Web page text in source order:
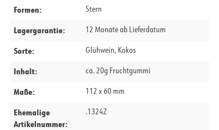
Formen: Stern
Lagergarantie: 12 Monate ab Lieferdatum
Sorte: Glühwein, Kokos
Inhalt: ca. 20g Fruchtgummi
Maße: 112 x 60 mm
Ehemalige
Artikelnummer:
.1324Z